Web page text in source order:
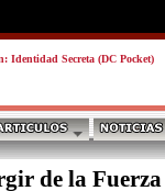
Identidad Secreta (DC Pocket)
de la